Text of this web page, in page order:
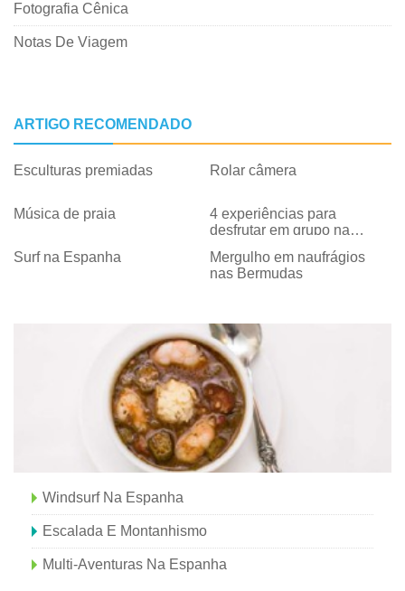
Fotografia Cênica
Notas De Viagem
ARTIGO RECOMENDADO
Esculturas premiadas Rolar câmera
Música de praia
4 experiências para
desfrutar em grupo na
Surf na Espanha
Mergulho em naufrágios
nas Bermudas
Windsurf Na Espanha
Escalada E Montanhismo
Multi-Aventuras Na Espanha